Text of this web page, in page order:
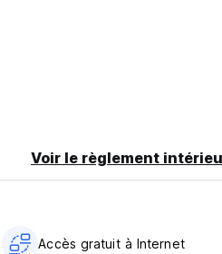
de 8,50 euros par personne.
et le château arabe au sommet
de voyageurs à la recherche d'une
indigène d'Afrique du Nord,
Voir le règlement
Accès gratuit à Internet